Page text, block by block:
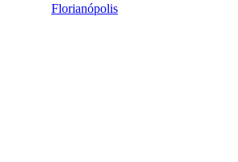
Florianópolis